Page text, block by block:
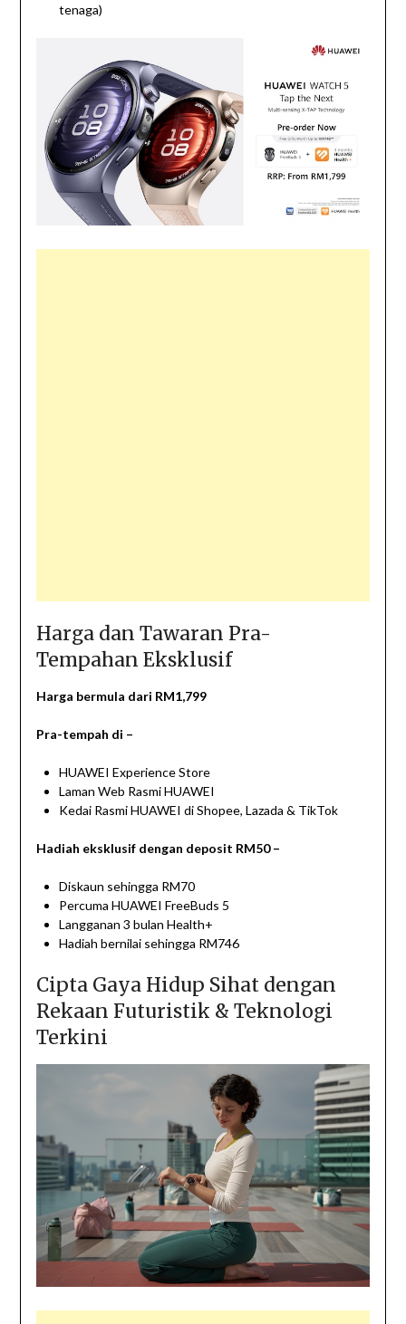
tenaga)
Harga dan Tawaran Pra-
Tempahan Eksklusif
Harga bermula dari RM1,799
Pra-tempah di –
HUAWEI Experience Store
Laman Web Rasmi HUAWEI
Kedai Rasmi HUAWEI di Shopee, Lazada & TikTok
Hadiah eksklusif dengan deposit RM50 –
Diskaun sehingga RM70
Percuma HUAWEI FreeBuds 5
Langganan 3 bulan Health+
Hadiah bernilai sehingga RM746
Cipta Gaya Hidup Sihat dengan
Rekaan Futuristik & Teknologi
Terkini